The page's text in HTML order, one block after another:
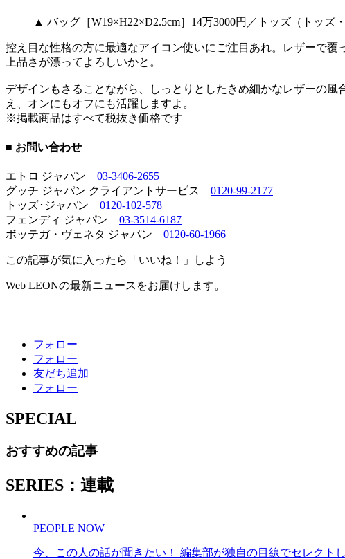
▲ バッグ［W19×H22×D2.5cm］14万3000円／トッズ（トッズ
控え目な性格の方に最適なアイコン使いにご注目あれ。レザーで
上品さが漂ってよろしいかと。
デザインもさることながら、しっとりとしたきめ細かなレザーの
え、オンにもオフにも活躍しますよ。
※掲載商品はすべて税抜き価格です
■ お問い合わせ
エトロ ジャパン 03-3406-2655
グッチ ジャパン クライアントサービス 0120-99-2177
トッズ･ジャパン 0120-102-578
フェンディ ジャパン 03-3514-6187
ボッテガ・ヴェネタ ジャパン 0120-60-1966
この記事が気に入ったら「いいね！」しよう
Web LEONの最新ニュースをお届けします。
フォロー
フォロー
友だち追加
フォロー
SPECIAL
おすすめの記事
SERIES：連載
PEOPLE NOW
今、この人の話が聞きたい！ 編集部が独自の目線でセレクト